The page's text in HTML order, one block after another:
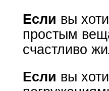
Если вы
простым
счастливо
Если вы